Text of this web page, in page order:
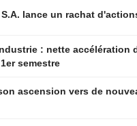
lance un rachat
: nette accélération
semestre
ascension vers de